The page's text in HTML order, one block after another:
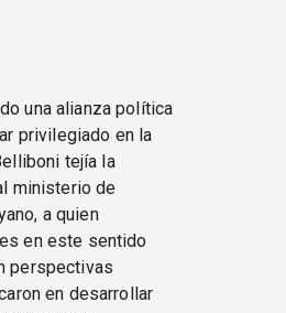
una alianza política
privilegiado en la
tejía la
ministerio de
a quien
en este sentido
perspectivas
en desarrollar